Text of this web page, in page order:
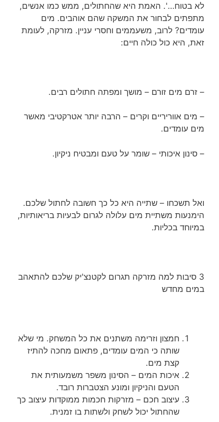
לא בטוח…'. האמת היא שהחתולים, ממש כמו אנשים,
מתפתים לבחור את המשקה שהם אוהבים. מים
עומדים? לרוב, משעממים וחסרי עניין. מזרקה, לעומת
זאת, היא כול כולה חיים:
– זרם מים זורם – מושך ומפתה חתולים רבים.
– מים אווריריים וקרים – הרבה יותר אטרקטיבי מאשר
מים עומדים.
– סינון איכותי – שומר על טעם ומבטיח ניקיון.
ואל תשכחו – שתייה היא כל כך חשובה לחתול שלכם.
הימנעות משתיית מים עלולה לגרום לבעיות בריאותיות,
במיוחד בכליות.
3 סיבות למה מזרקה תגרום לקטנצ'יק שלכם להתאהב
במים מחדש
חמצון וזרימה משתנים את כל המשחק. מי שלא
שותה כי המים עומדים, פתאום מחכה להתיז
קצת מים.
איכות המים – הסינון משפר משמעותית את
הטעם והניקיון ומונע הצטברות רובד.
עיצוב חכם – מזרקות חכמות ממוקדות עיצוב כך
שהחתול יכול לשחק ולשתות בו זמנית.